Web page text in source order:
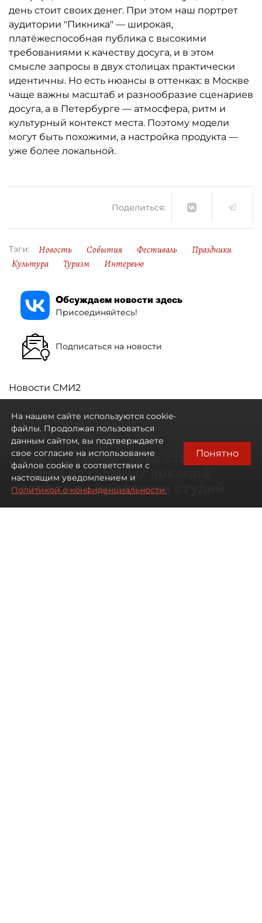
день стоит своих денег. При этом наш портрет
аудитории "Пикника" — широкая,
платёжеспособная публика с высокими
требованиями к качеству досуга, и в этом
смысле запросы в двух столицах практически
идентичны. Но есть нюансы в оттенках: в Москве
чаще важны масштаб и разнообразие сценариев
досуга, а в Петербурге — атмосфера, ритм и
культурный контекст места. Поэтому модели
могут быть похожими, а настройка продукта —
уже более локальной.
Поделиться:
Тэги: Новость События Фестиваль
Праздники
Культура
Туризм Интервью
Обсуждаем новости здесь
Присоединяйтесь!
Подписаться на новости
Новости СМИ2
Восток Петербурга стал
одной из главных локаций
города по продажам студий
На нашем сайте используются cookie-
файлы. Продолжая пользоваться
данным сайтом, вы подтверждаете
свое согласие на использование
файлов cookie в соответствии с
настоящим уведомлением и
Политикой о конфиденциальности.
Понятно